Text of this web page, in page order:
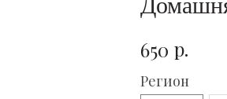
650 р.
Регион